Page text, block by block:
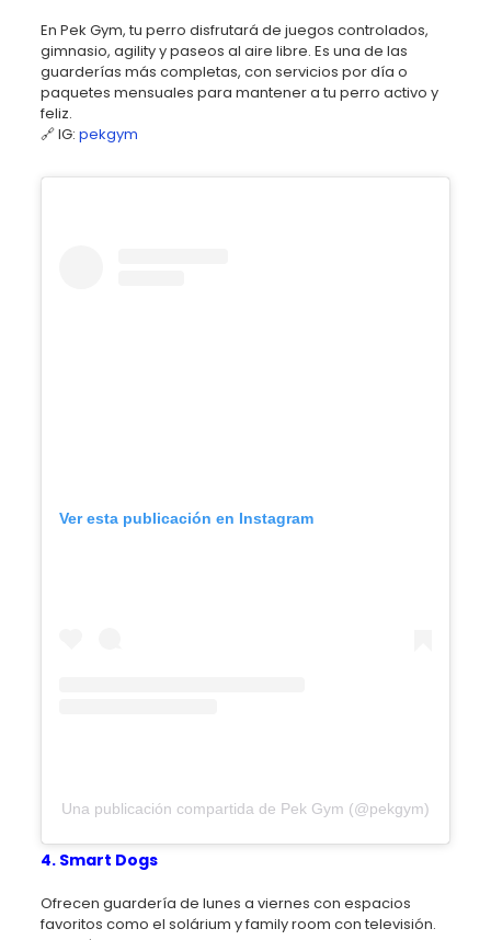
En Pek Gym, tu perro disfrutará de juegos controlados,
gimnasio, agility y paseos al aire libre. Es una de las
guarderías más completas, con servicios por día o
paquetes mensuales para mantener a tu perro activo y
feliz.
🔗 IG: pekgym
Ver esta publicación en Instagram
Una publicación compartida de Pek Gym (@pekgym)
4. Smart Dogs
Ofrecen guardería de lunes a viernes con espacios
favoritos como el solárium y family room con televisión.